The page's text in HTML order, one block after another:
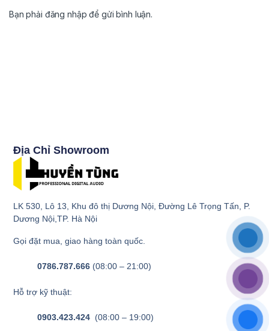
Bạn phải đăng nhập để gửi bình luận.
Địa Chỉ Showroom
LK 530, Lô 13, Khu đô thị Dương Nội, Đường Lê Trọng Tấn, P.
Dương Nội,TP. Hà Nội
Gọi đặt mua, giao hàng toàn quốc.
0786.787.666 (08:00 – 21:00)
Hỗ trợ kỹ thuật:
0903.423.424 (08:00 – 19:00)